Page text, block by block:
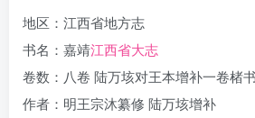
地区：江西省地方志
书名：嘉靖江西省大志
卷数：八卷 陆万垓对王本增补一卷楮书
作者：明王宗沐纂修 陆万垓增补